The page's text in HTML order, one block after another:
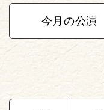
今月の公演